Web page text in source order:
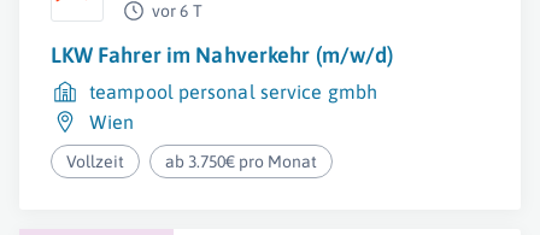
vor 6 T
LKW Fahrer im Nahverkehr (m/w/d)
teampool personal service gmbh
Wien
Vollzeit ab 3.750€ pro Monat